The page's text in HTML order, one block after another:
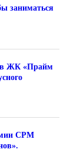
заниматься
в ЖК «Прайм
CPM